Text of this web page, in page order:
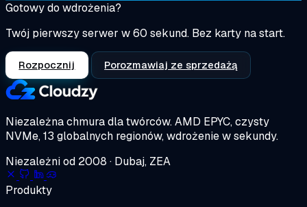
Gotowy do wdrożenia?
Twój pierwszy serwer w 60 sekund. Bez karty na start.
Rozpocznij Porozmawiaj ze sprzedażą
Niezależna chmura dla twórców.AMD EPYC, czysty
NVMe, 13 globalnych regionów, wdrożenie w sekundy.
Niezależni od 2008 · Dubaj, ZEA
Produkty